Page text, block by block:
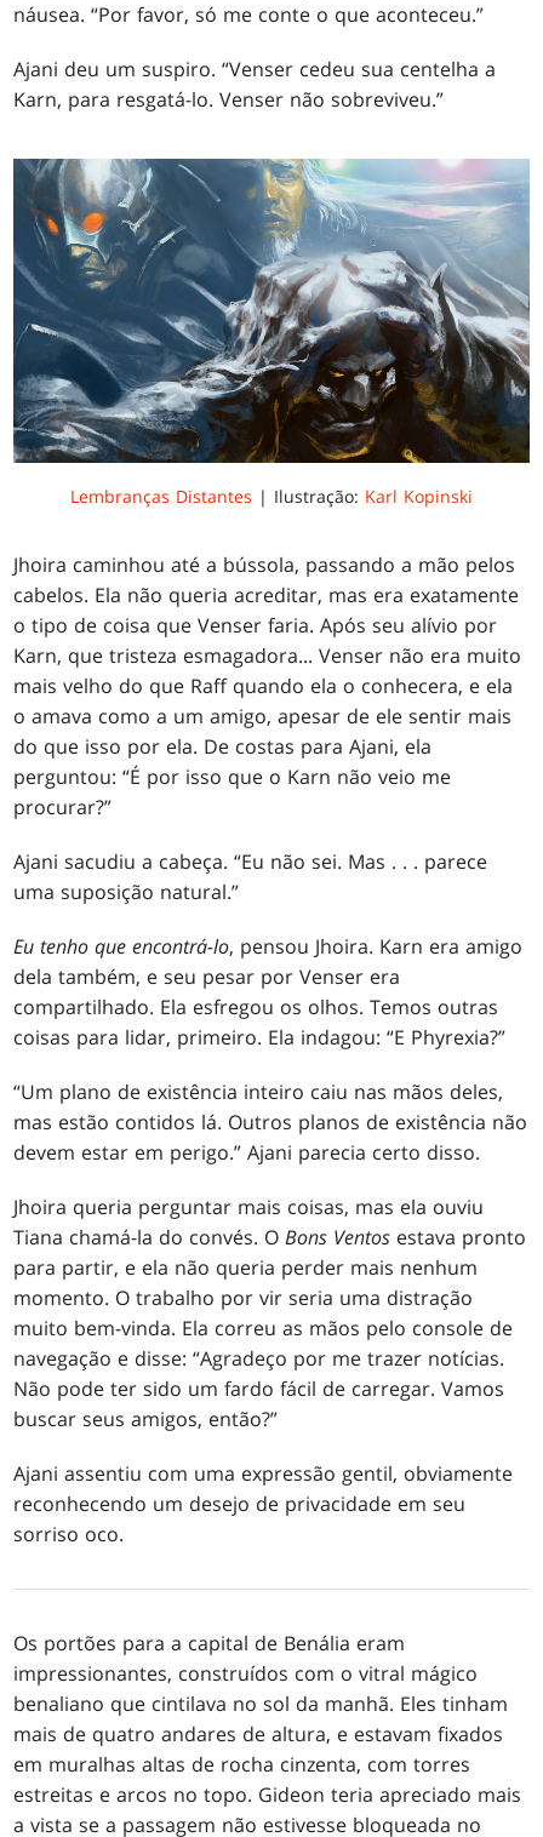
náusea. “Por favor, só me conte o que aconteceu.”
Ajani deu um suspiro. “Venser cedeu sua centelha a
Karn, para resgatá-lo. Venser não sobreviveu.”
Lembranças Distantes | Ilustração: Karl Kopinski
Jhoira caminhou até a bússola, passando a mão pelos
cabelos. Ela não queria acreditar, mas era exatamente
o tipo de coisa que Venser faria. Após seu alívio por
Karn, que tristeza esmagadora... Venser não era muito
mais velho do que Raff quando ela o conhecera, e ela
o amava como a um amigo, apesar de ele sentir mais
do que isso por ela. De costas para Ajani, ela
perguntou: “É por isso que o Karn não veio me
procurar?”
Ajani sacudiu a cabeça. “Eu não sei. Mas . . . parece
uma suposição natural.”
Eu tenho que encontrá-lo, pensou Jhoira. Karn era amigo
dela também, e seu pesar por Venser era
compartilhado. Ela esfregou os olhos. Temos outras
coisas para lidar, primeiro. Ela indagou: “E Phyrexia?”
“Um plano de existência inteiro caiu nas mãos deles,
mas estão contidos lá. Outros planos de existência não
devem estar em perigo.” Ajani parecia certo disso.
Jhoira queria perguntar mais coisas, mas ela ouviu
Tiana chamá-la do convés. OBons Ventos estava pronto
para partir, e ela não queria perder mais nenhum
momento. O trabalho por vir seria uma distração
muito bem-vinda. Ela correu as mãos pelo console de
navegação e disse: “Agradeço por me trazer notícias.
Não pode ter sido um fardo fácil de carregar. Vamos
buscar seus amigos, então?”
Ajani assentiu com uma expressão gentil, obviamente
reconhecendo um desejo de privacidade em seu
sorriso oco.
Os portões para a capital de Benália eram
impressionantes, construídos com o vitral mágico
benaliano que cintilava no sol da manhã. Eles tinham
mais de quatro andares de altura, e estavam fixados
em muralhas altas de rocha cinzenta, com torres
estreitas e arcos no topo. Gideon teria apreciado mais
a vista se a passagem não estivesse bloqueada no